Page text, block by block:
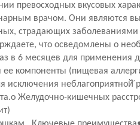
превосходных вкусовых
врачом. Они являются
страдающих
что осведомлены о
в 6 месяцев для применения
компоненты (пищевая
исключения неблагоприятной̆
Желудочно-кишечных